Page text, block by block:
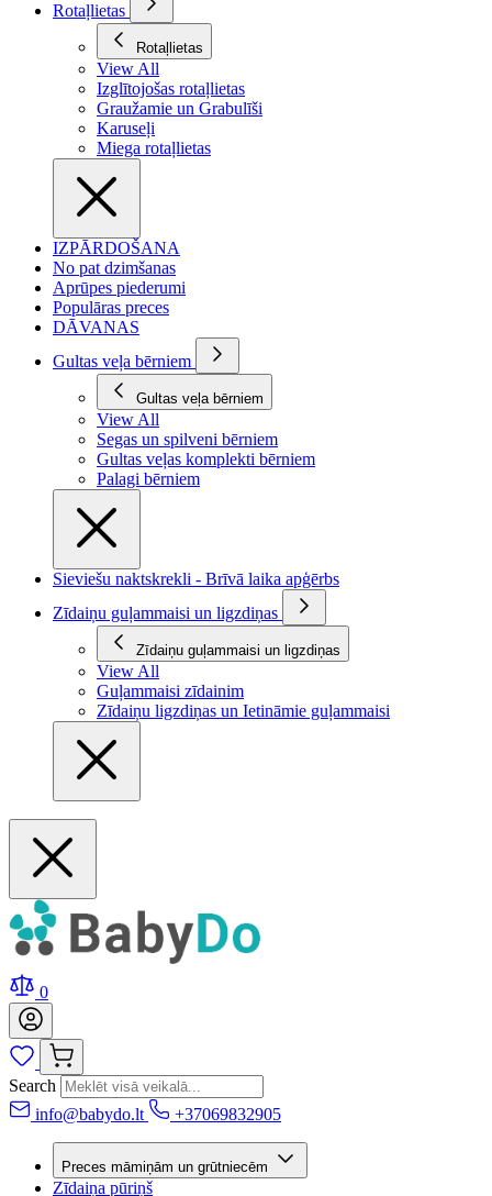
Rotaļlietas
Rotaļlietas
View All
Izglītojošas rotaļlietas
Graužamie un Grabulīši
Karuseļi
Miega rotaļlietas
IZPĀRDOŠANA
No pat dzimšanas
Aprūpes piederumi
Populāras preces
DĀVANAS
Gultas veļa bērniem
Gultas veļa bērniem
View All
Segas un spilveni bērniem
Gultas veļas komplekti bērniem
Palagi bērniem
Sieviešu naktskrekli - Brīvā laika apģērbs
Zīdaiņu guļammaisi un ligzdiņas
Zīdaiņu guļammaisi un ligzdiņas
View All
Guļammaisi zīdainim
Zīdaiņu ligzdiņas un Ietināmie guļammaisi
0
Search
info@babydo.lt
+37069832905
Preces māmiņām un grūtniecēm
Zīdaiņa pūriņš